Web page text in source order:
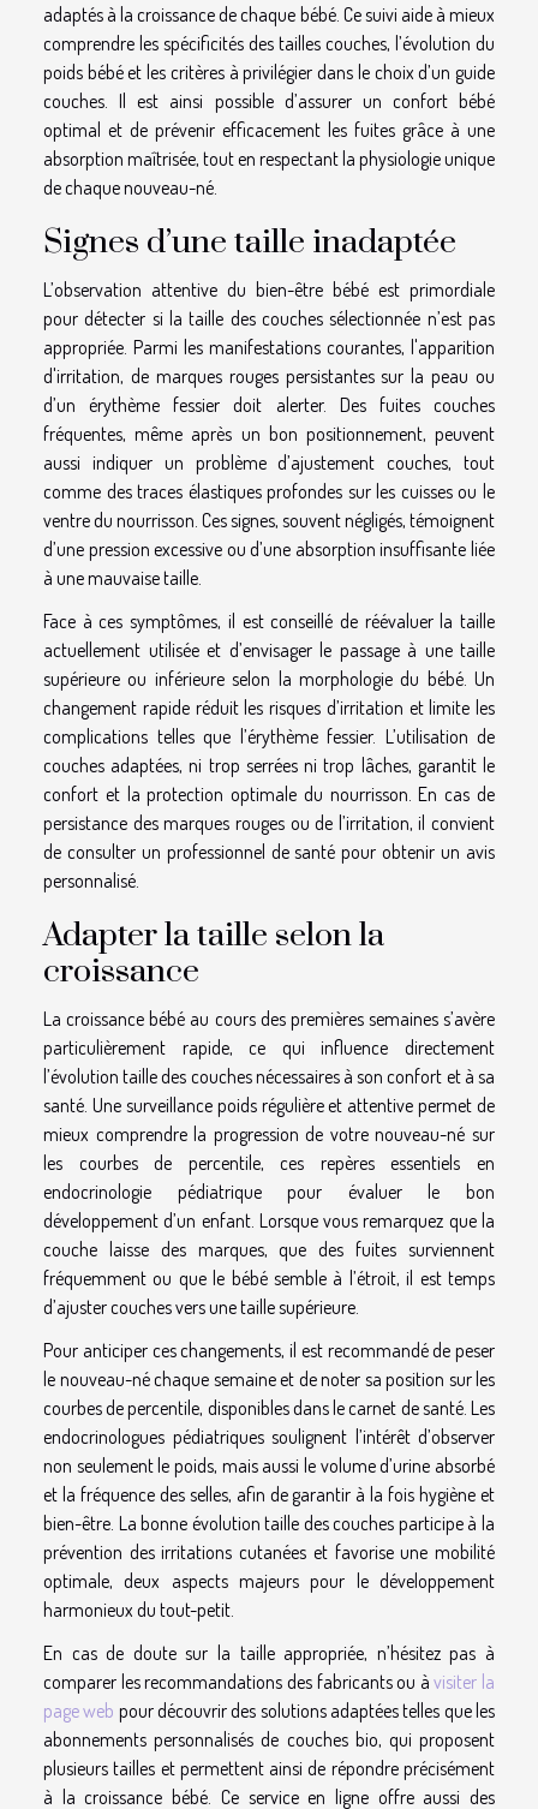
adaptés à la croissance de chaque bébé. Ce suivi aide à mieux
comprendre les spécificités des tailles couches, l’évolution du
poids bébé et les critères à privilégier dans le choix d’un guide
couches. Il est ainsi possible d’assurer un confort bébé
optimal et de prévenir efficacement les fuites grâce à une
absorption maîtrisée, tout en respectant la physiologie unique
de chaque nouveau-né.
Signes d’une taille inadaptée
L’observation attentive du bien-être bébé est primordiale
pour détecter si la taille des couches sélectionnée n’est pas
appropriée. Parmi les manifestations courantes, l'apparition
d'irritation, de marques rouges persistantes sur la peau ou
d’un érythème fessier doit alerter. Des fuites couches
fréquentes, même après un bon positionnement, peuvent
aussi indiquer un problème d’ajustement couches, tout
comme des traces élastiques profondes sur les cuisses ou le
ventre du nourrisson. Ces signes, souvent négligés, témoignent
d’une pression excessive ou d’une absorption insuffisante liée
à une mauvaise taille.
Face à ces symptômes, il est conseillé de réévaluer la taille
actuellement utilisée et d’envisager le passage à une taille
supérieure ou inférieure selon la morphologie du bébé. Un
changement rapide réduit les risques d’irritation et limite les
complications telles que l’érythème fessier. L’utilisation de
couches adaptées, ni trop serrées ni trop lâches, garantit le
confort et la protection optimale du nourrisson. En cas de
persistance des marques rouges ou de l’irritation, il convient
de consulter un professionnel de santé pour obtenir un avis
personnalisé.
Adapter la taille selon la
croissance
La croissance bébé au cours des premières semaines s’avère
particulièrement rapide, ce qui influence directement
l’évolution taille des couches nécessaires à son confort et à sa
santé. Une surveillance poids régulière et attentive permet de
mieux comprendre la progression de votre nouveau-né sur
les courbes de percentile, ces repères essentiels en
endocrinologie pédiatrique pour évaluer le bon
développement d’un enfant. Lorsque vous remarquez que la
couche laisse des marques, que des fuites surviennent
fréquemment ou que le bébé semble à l’étroit, il est temps
d’ajuster couches vers une taille supérieure.
Pour anticiper ces changements, il est recommandé de peser
le nouveau-né chaque semaine et de noter sa position sur les
courbes de percentile, disponibles dans le carnet de santé. Les
endocrinologues pédiatriques soulignent l’intérêt d’observer
non seulement le poids, mais aussi le volume d’urine absorbé
et la fréquence des selles, afin de garantir à la fois hygiène et
bien-être. La bonne évolution taille des couches participe à la
prévention des irritations cutanées et favorise une mobilité
optimale, deux aspects majeurs pour le développement
harmonieux du tout-petit.
En cas de doute sur la taille appropriée, n’hésitez pas à
comparer les recommandations des fabricants ou àvisiter la
page web pour découvrir des solutions adaptées telles que les
abonnements personnalisés de couches bio, qui proposent
plusieurs tailles et permettent ainsi de répondre précisément
à la croissance bébé. Ce service en ligne offre aussi des